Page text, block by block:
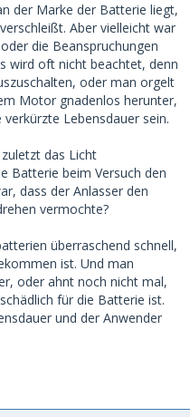
der Marke der Batterie liegt,
Aber vielleicht war
die Beanspruchungen
wird oft nicht beachtet, denn
oder man orgelt
Motor gnadenlos herunter,
Lebensdauer sein.
das Licht
Batterie beim Versuch den
dass der Anlasser den
vermochte?
überraschend schnell,
ist. Und man
oder ahnt noch nicht mal,
für die Batterie ist.
und der Anwender